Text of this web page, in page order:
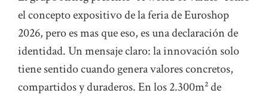
el concepto expositivo de la feria de Euroshop
2026, pero es mas que eso, es una declaración de
identidad. Un mensaje claro: la innovación solo
tiene sentido cuando genera valores concretos,
compartidos y duraderos. En los 2.300m² de